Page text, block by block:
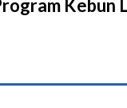
Kebun